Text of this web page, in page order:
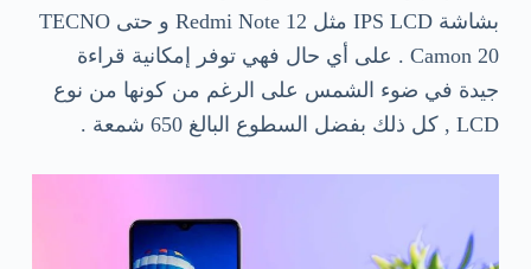
بشاشة IPS LCD مثل Redmi Note 12 و حتى TECNO
Camon 20 . على أي حال فهي توفر إمكانية قراءة
جيدة في ضوء الشمس على الرغم من كونها من نوع
LCD , كل ذلك بفضل السطوع البالغ 650 شمعة .